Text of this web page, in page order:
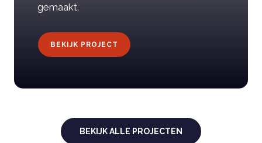
gemaakt.
BEKIJK PROJECT
BEKIJK ALLE PROJECTEN